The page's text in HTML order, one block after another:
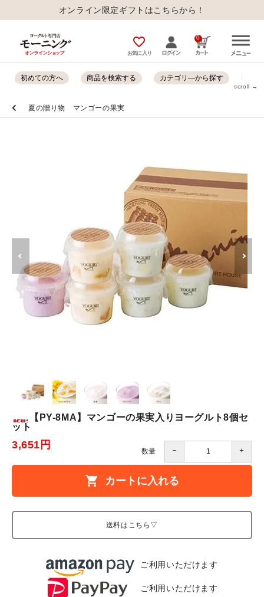
オンライン限定ギフトはこちらから！
favorite_outline
お気に入り
0
初めての方へ 商品を検索する カテゴリ―から探す
scroll →
夏の贈り物 マンゴーの果実
【PY-8MA】マンゴーの果実入りヨーグルト8個セ
ット
3,651円
数量 － ＋
shopping_cart カートに入れる
送料はこちら▽
ご利用いただけます
ご利用いただけます